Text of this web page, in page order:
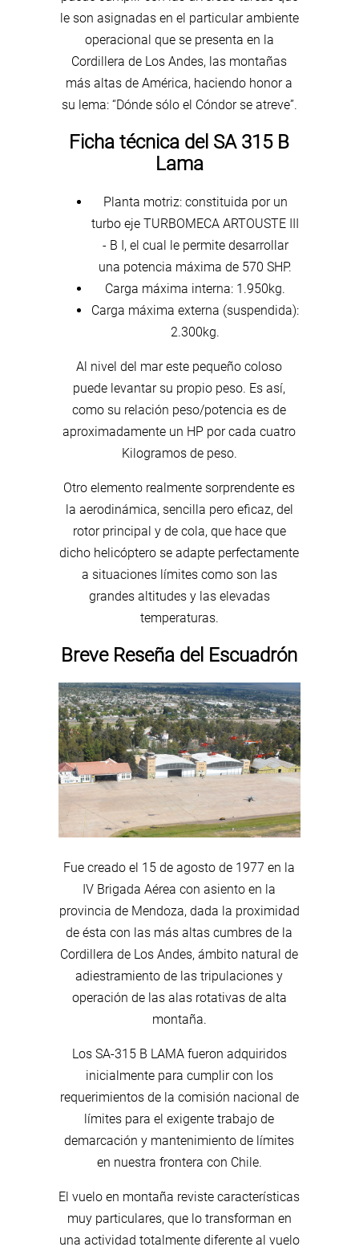
le son asignadas en el particular ambiente
operacional que se presenta en la
Cordillera de Los Andes, las montañas
más altas de América, haciendo honor a
su lema: “Dónde sólo el Cóndor se atreve”.
Ficha técnica del SA 315 B
Lama
Planta motriz: constituida por un
turbo eje TURBOMECA ARTOUSTE III
- B I, el cual le permite desarrollar
una potencia máxima de 570 SHP.
Carga máxima interna: 1.950kg.
Carga máxima externa (suspendida):
2.300kg.
Al nivel del mar este pequeño coloso
puede levantar su propio peso. Es así,
como su relación peso/potencia es de
aproximadamente un HP por cada cuatro
Kilogramos de peso.
Otro elemento realmente sorprendente es
la aerodinámica, sencilla pero eficaz, del
rotor principal y de cola, que hace que
dicho helicóptero se adapte perfectamente
a situaciones límites como son las
grandes altitudes y las elevadas
temperaturas.
Breve Reseña del Escuadrón
Fue creado el 15 de agosto de 1977 en la
IV Brigada Aérea con asiento en la
provincia de Mendoza, dada la proximidad
de ésta con las más altas cumbres de la
Cordillera de Los Andes, ámbito natural de
adiestramiento de las tripulaciones y
operación de las alas rotativas de alta
montaña.
Los SA-315 B LAMA fueron adquiridos
inicialmente para cumplir con los
requerimientos de la comisión nacional de
límites para el exigente trabajo de
demarcación y mantenimiento de límites
en nuestra frontera con Chile.
El vuelo en montaña reviste características
muy particulares, que lo transforman en
una actividad totalmente diferente al vuelo